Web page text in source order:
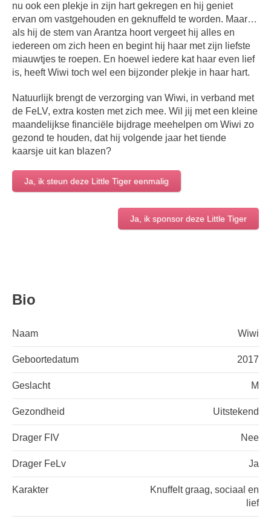
nu ook een plekje in zijn hart gekregen en hij geniet
ervan om vastgehouden en geknuffeld te worden. Maar…
als hij de stem van Arantza hoort vergeet hij alles en
iedereen om zich heen en begint hij haar met zijn liefste
miauwtjes te roepen. En hoewel iedere kat haar even lief
is, heeft Wiwi toch wel een bijzonder plekje in haar hart.
Natuurlijk brengt de verzorging van Wiwi, in verband met
de FeLV, extra kosten met zich mee. Wil jij met een kleine
maandelijkse financiële bijdrage meehelpen om Wiwi zo
gezond te houden, dat hij volgende jaar het tiende
kaarsje uit kan blazen?
Ja, ik steun deze Little Tiger eenmalig
Ja, ik sponsor deze Little Tiger
Bio
Naam Wiwi
Geboortedatum 2017
Geslacht M
Gezondheid Uitstekend
Drager FIV Nee
Drager FeLv Ja
Karakter
Knuffelt graag, sociaal en
lief